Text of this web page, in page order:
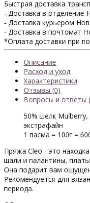
Быстрая доставка
- Доставка в отделение
- Доставка курьером
- Доставка в почтомат
*Оплата доставки при
Описание
Расход и уход
Характеристики
Отзывы (0)
Вопросы и ответы
50% шелк
экстрафайн
1 пасма = 100г =
Пряжа Cleo - это
шали и палантины,
Она подарит вам
Рекомендуется для
периода.